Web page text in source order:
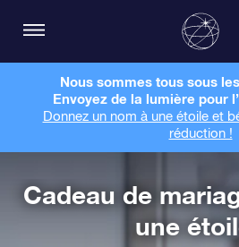
Nous sommes tous sous
Envoyez de la lumière pour
Donnez un nom à une étoile et
réduction !
Cadeau de
une